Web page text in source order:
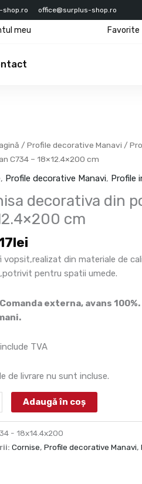
shop.ro office@surplus-shop.ro
meu Favorite
/Profile decorative Manavi /
C734 – 18×12.4×200 cm
, Profile decorative Manavi, Profile
decorativa din
cm
lei
vopsit,realizat din materiale de
pentru spatii umede.
externa, avans
TVA
de livrare nu sunt incluse.
Adaugă în coș
- 18x14.4x200
Cornise,Profile decorative Manavi,